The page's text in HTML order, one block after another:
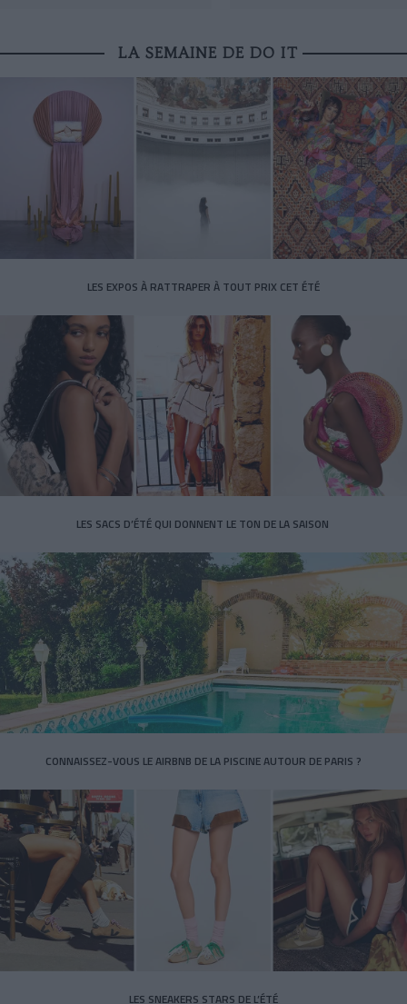
LA SEMAINE DE DO IT
LES EXPOS À RATTRAPER À TOUT PRIX CET ÉTÉ
LES SACS D’ÉTÉ QUI DONNENT LE TON DE LA SAISON
CONNAISSEZ-VOUS LE AIRBNB DE LA PISCINE AUTOUR DE PARIS ?
LES SNEAKERS STARS DE L’ÉTÉ